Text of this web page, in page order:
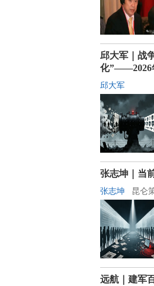
邱大军｜战
化”——2026
邱大军
张志坤｜当
张志坤
昆仑
远航｜建军